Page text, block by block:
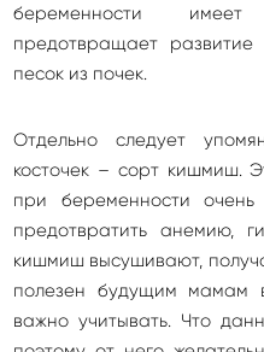
беременности
предотвращает
песок из почек.
Отдельно следует
косточек – сорт кишмиш.
при беременности
предотвратить анемию,
кишмиш высушивают,
полезен будущим мамам
важно учитывать. Что